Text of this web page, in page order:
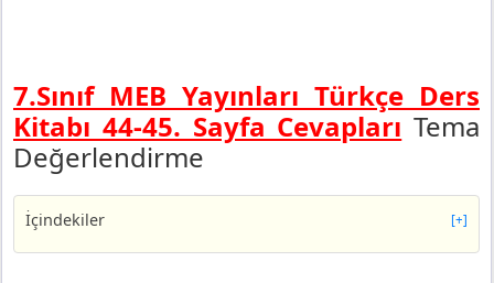
7.Sınıf MEB Yayınları Türkçe Ders
Kitabı 44-45. Sayfa Cevapları Tema
Değerlendirme
İçindekiler [+]
7. Sınıf Türkçe Ders Kitabı Sayfa 44 Cevapları MEB